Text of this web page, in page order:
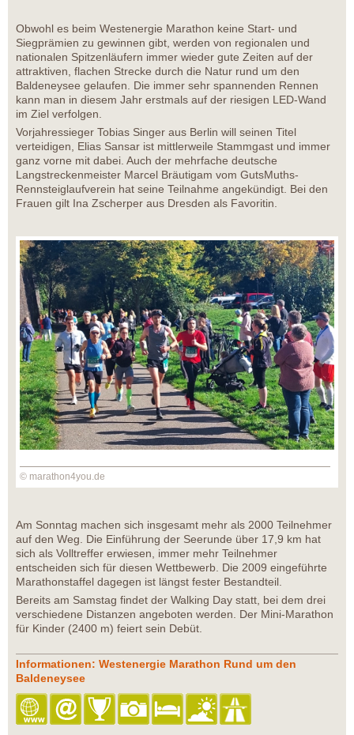
Obwohl es beim Westenergie Marathon keine Start- und
Siegprämien zu gewinnen gibt, werden von regionalen und
nationalen Spitzenläufern immer wieder gute Zeiten auf der
attraktiven, flachen Strecke durch die Natur rund um den
Baldeneysee gelaufen. Die immer sehr spannenden Rennen
kann man in diesem Jahr erstmals auf der riesigen LED-Wand
im Ziel verfolgen.
Vorjahressieger Tobias Singer aus Berlin will seinen Titel
verteidigen, Elias Sansar ist mittlerweile Stammgast und immer
ganz vorne mit dabei. Auch der mehrfache deutsche
Langstreckenmeister Marcel Bräutigam vom GutsMuths-
Rennsteiglaufverein hat seine Teilnahme angekündigt. Bei den
Frauen gilt Ina Zscherper aus Dresden als Favoritin.
© marathon4you.de
Am Sonntag machen sich insgesamt mehr als 2000 Teilnehmer
auf den Weg. Die Einführung der Seerunde über 17,9 km hat
sich als Volltreffer erwiesen, immer mehr Teilnehmer
entscheiden sich für diesen Wettbewerb. Die 2009 eingeführte
Marathonstaffel dagegen ist längst fester Bestandteil.
Bereits am Samstag findet der Walking Day statt, bei dem drei
verschiedene Distanzen angeboten werden. Der Mini-Marathon
für Kinder (2400 m) feiert sein Debüt.
Informationen: Westenergie Marathon Rund um den
Baldeneysee